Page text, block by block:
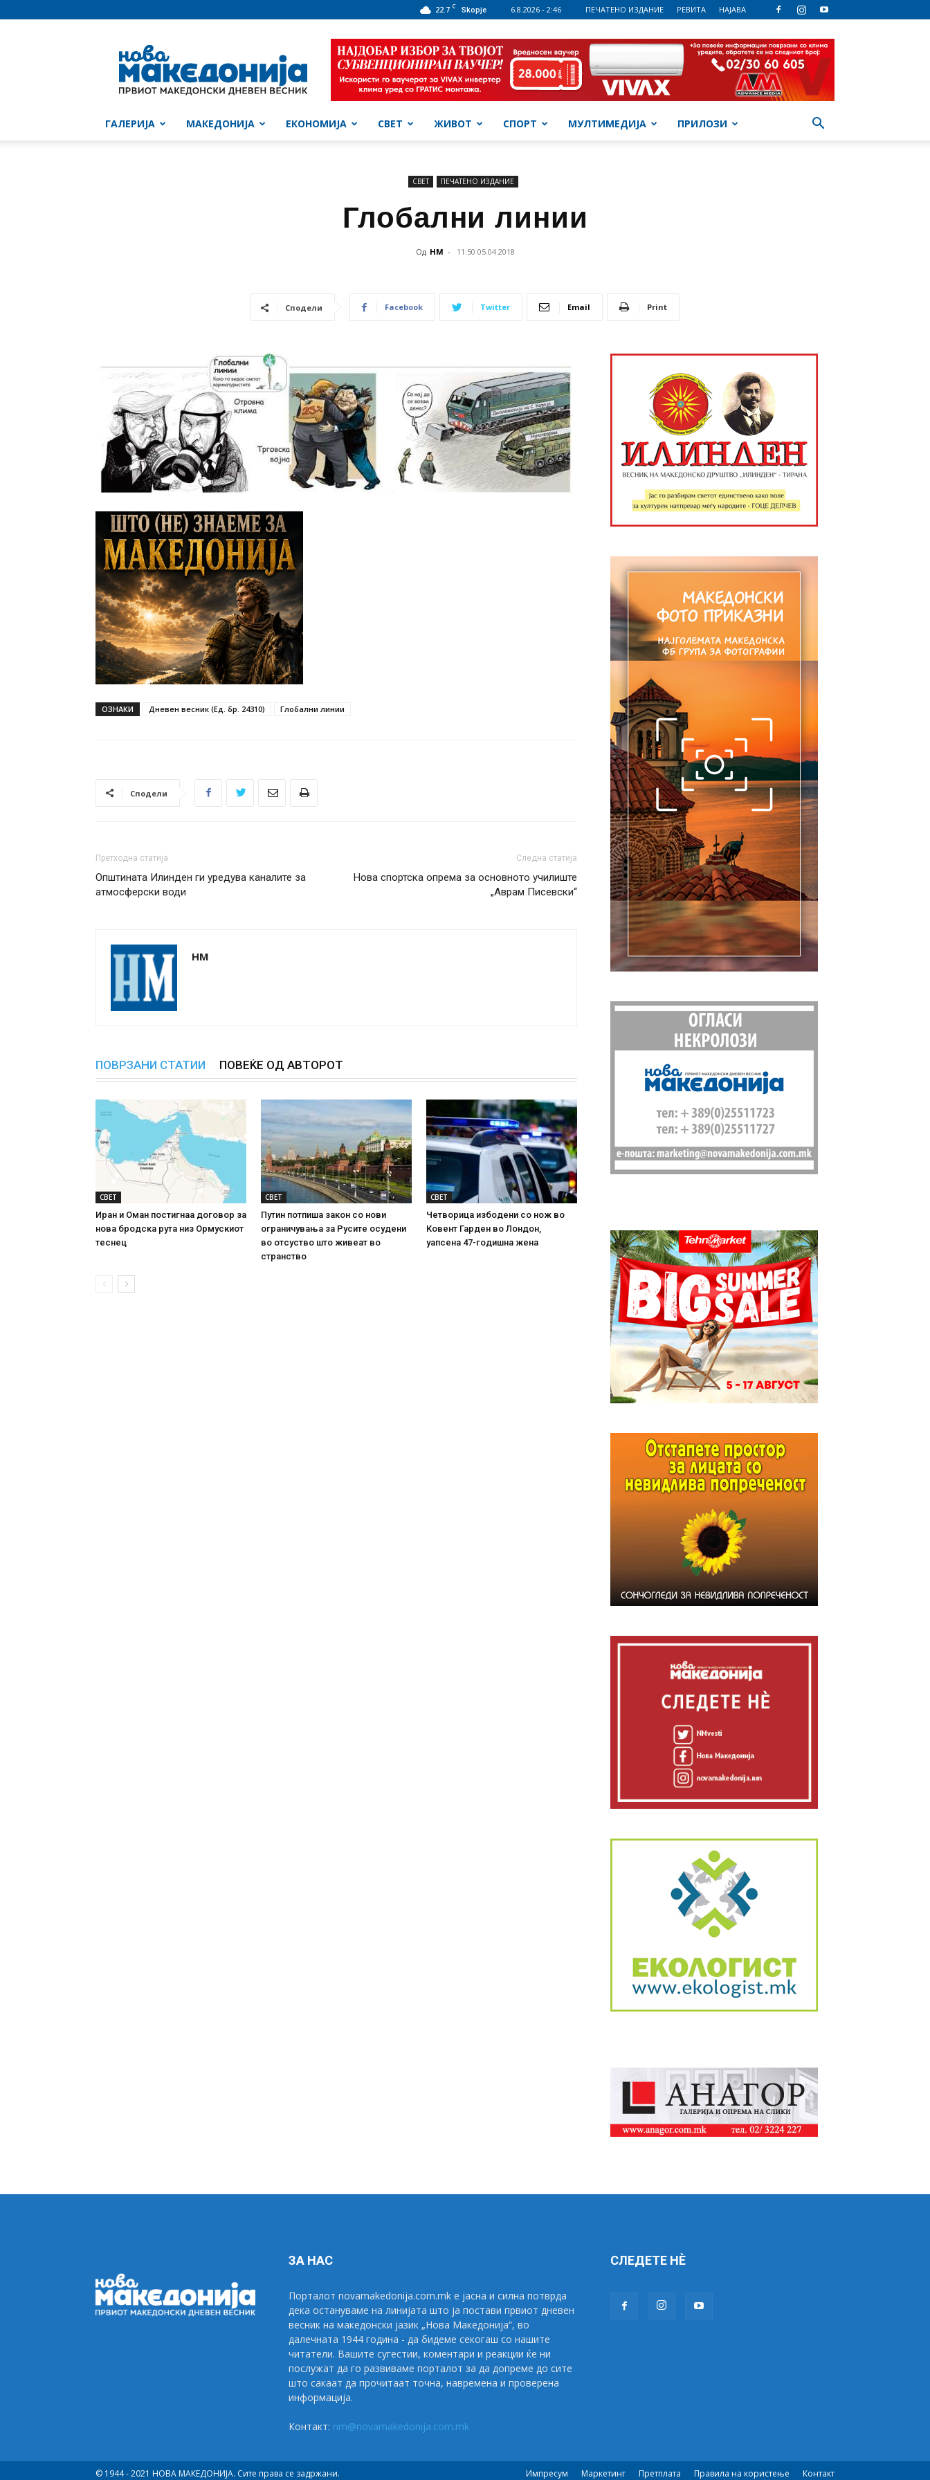
22.7 C Skopje 6.8.2026 - 2:46 ПЕЧАТЕНО ИЗДАНИЕ РЕВИТА НАЈАВА
Македонија
ГАЛЕРИЈА МАКЕДОНИЈА ЕКОНОМИЈА СВЕТ ЖИВОТ СПОРТ МУЛТИМЕДИЈА ПРИЛОЗИ
СВЕТ ПЕЧАТЕНО ИЗДАНИЕ
Глобални линии
Од НМ - 11:50 05.04.2018
Сподели Facebook Twitter Email Print
ОЗНАКИ Дневен весник (Ед. бр. 24310) Глобални линии
Сподели
Претходна статија
Општината Илинден ги уредува каналите за
атмосферски води
Следна статија
Нова спортска опрема за основното училиште
„Аврам Писевски“
НМ
ПОВРЗАНИ СТАТИИ ПОВЕЌЕ ОД АВТОРОТ
СВЕТ
Иран и Оман постигнаа договор за
нова бродска рута низ Ормускиот
теснец
СВЕТ
Путин потпиша закон со нови
ограничувања за Русите осудени
во отсуство што живеат во
странство
СВЕТ
Четворица избодени со нож во
Ковент Гарден во Лондон,
уапсена 47-годишна жена
ЗА НАС
Порталот novamakedonija.com.mk е јасна и силна потврда
дека остануваме на линијата што ја постави првиот дневен
весник на македонски јазик „Нова Македонија“, во
далечната 1944 година - да бидеме секогаш со нашите
читатели. Вашите сугестии, коментари и реакции ќе ни
послужат да го развиваме порталот за да допреме до сите
што сакаат да прочитаат точна, навремена и проверена
информација.
Контакт: nm@novamakedonija.com.mk
СЛЕДЕТЕ НÈ
Импресум Маркетинг Претплата Правила на користење Контакт
© 1944 - 2021 НОВА МАКЕДОНИЈА. Сите права се задржани.